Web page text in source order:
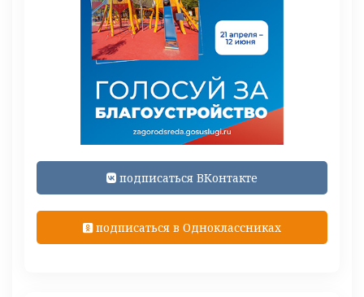
подписаться ВКонтакте
подписаться в Одноклассниках